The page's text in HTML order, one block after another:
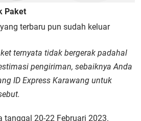
Paket
terbaru pun sudah keluar
ternyata tidak bergerak padahal
pengiriman, sebaiknya Anda
ID Express Karawang untuk
tanggal 20-22 Februari 2023.